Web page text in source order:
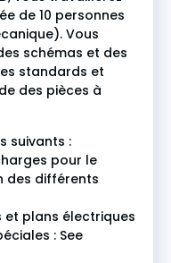
de 10 personnes
Vous
schémas et des
standards et
des pièces à
suivants :
pour le
des différents
et plans électriques
: See